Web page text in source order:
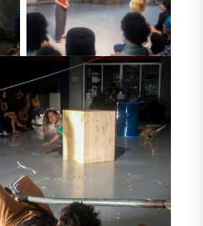
Aucune légende